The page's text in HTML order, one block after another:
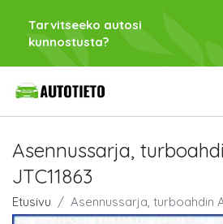
Tarvitseeko autosi
kunnostusta?
Asennussarja,
JTC11863
Etusivu Asennussarja, turboahdin